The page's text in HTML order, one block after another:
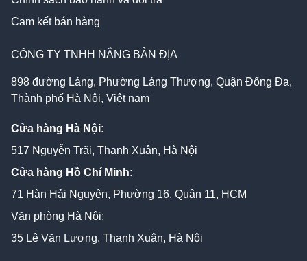
CÔNG TY TNHH NẮNG BẢN ĐỊA
898 đường Láng, Phường Láng Thượng, Quận Đống Đa,
Thành phố Hà Nội, Việt nam
Cửa hàng Hà Nội:
517 Nguyễn Trãi, Thanh Xuân, Hà Nội
Cửa hàng Hồ Chí Minh:
71 Hàn Hải Nguyên, Phường 16, Quận 11, HCM
Văn phòng Hà Nội:
35 Lê Văn Lương, Thanh Xuân, Hà Nội
Cam kết bán hàng